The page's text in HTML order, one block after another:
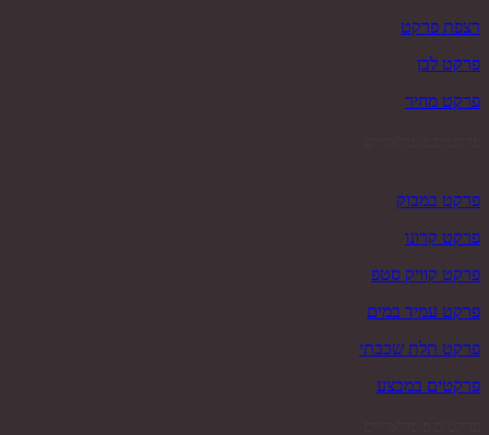
רצפת פרקט
פרקט לבן
פרקט מחיר
פרקט במבוק
פרקט קרונו
פרקט קוויק סטפ
פרקט עמיד במים
פרקט תלת שכבתי
פרקטים במבצע